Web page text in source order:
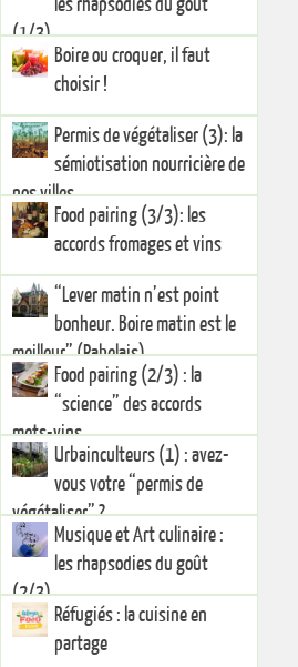
les rhapsodies du goût
(1/3)
Boire ou croquer, il faut
choisir !
Permis de végétaliser (3): la
sémiotisation nourricière de
nos villes
Food pairing (3/3): les
accords fromages et vins
“Lever matin n’est point
bonheur. Boire matin est le
meilleur” (Rabelais)
Food pairing (2/3) : la
“science” des accords
mets-vins
Urbainculteurs (1) : avez-
vous votre “permis de
végétaliser” ?
Musique et Art culinaire :
les rhapsodies du goût
(2/3)
Réfugiés : la cuisine en
partage